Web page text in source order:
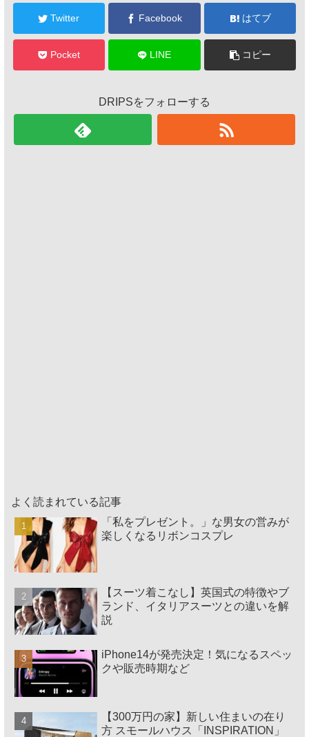
Twitter Facebook はてブ
Pocket LINE コピー
DRIPSをフォローする
よく読まれている記事
「私をプレゼント。」な男女の営みが
楽しくなるリボンコスプレ
【スーツ着こなし】英国式の特徴やブ
ランド、イタリアスーツとの違いを解
説
iPhone14が発売決定！気になるスペッ
クや販売時期など
【300万円の家】新しい住まいの在り
方 スモールハウス「INSPIRATION」